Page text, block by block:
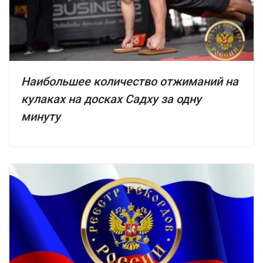
Наибольшее количество отжиманий на
кулаках на досках Садху за одну
минуту